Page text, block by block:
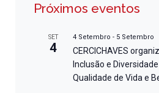
Próximos eventos
SET
4
4 Setembro - 5 Setembro
CERCICHAVES
Inclusão e
Qualidade de Vida e